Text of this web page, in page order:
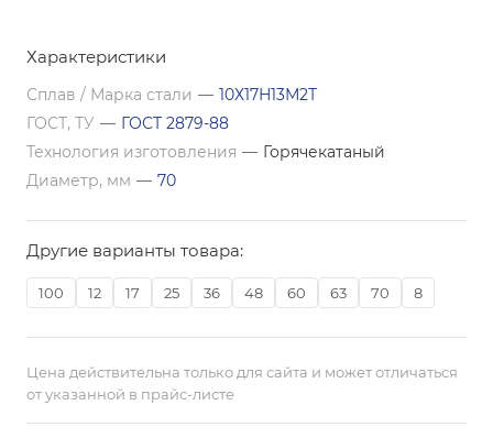
Характеристики
Сплав / Марка стали — 10Х17Н13М2Т
ГОСТ, ТУ — ГОСТ 2879-88
Технология изготовления — Горячекатаный
Диаметр, мм — 70
Другие варианты товара:
100 12 17 25 36 48 60 63 70 8
Цена действительна только для сайта и может отличаться
от указанной в прайс-листе